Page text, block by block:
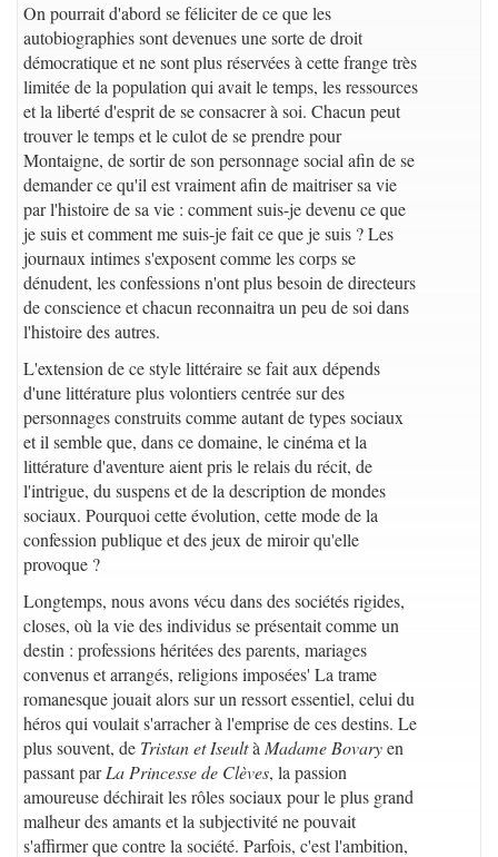
On pourrait d'abord se féliciter de ce que les
autobiographies sont devenues une sorte de droit
démocratique et ne sont plus réservées à cette frange très
limitée de la population qui avait le temps, les ressources
et la liberté d'esprit de se consacrer à soi. Chacun peut
trouver le temps et le culot de se prendre pour
Montaigne, de sortir de son personnage social afin de se
demander ce qu'il est vraiment afin de maitriser sa vie
par l'histoire de sa vie : comment suis-je devenu ce que
je suis et comment me suis-je fait ce que je suis ? Les
journaux intimes s'exposent comme les corps se
dénudent, les confessions n'ont plus besoin de directeurs
de conscience et chacun reconnaitra un peu de soi dans
l'histoire des autres.
L'extension de ce style littéraire se fait aux dépends
d'une littérature plus volontiers centrée sur des
personnages construits comme autant de types sociaux
et il semble que, dans ce domaine, le cinéma et la
littérature d'aventure aient pris le relais du récit, de
l'intrigue, du suspens et de la description de mondes
sociaux. Pourquoi cette évolution, cette mode de la
confession publique et des jeux de miroir qu'elle
provoque ?
Longtemps, nous avons vécu dans des sociétés rigides,
closes, où la vie des individus se présentait comme un
destin : professions héritées des parents, mariages
convenus et arrangés, religions imposées' La trame
romanesque jouait alors sur un ressort essentiel, celui du
héros qui voulait s'arracher à l'emprise de ces destins. Le
plus souvent, de Tristan et Iseultà Madame Bovaryen
passant parLa Princesse de Clèves, la passion
amoureuse déchirait les rôles sociaux pour le plus grand
malheur des amants et la subjectivité ne pouvait
s'affirmer que contre la société. Parfois, c'est l'ambition,